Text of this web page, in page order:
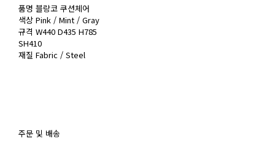
품명 블랑코 쿠션체어
색상 Pink / Mint / Gray
규격 W440 D435 H785
SH410
재질 Fabric / Steel
주문 및 배송